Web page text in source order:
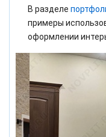
В разделе
примеры
оформлении